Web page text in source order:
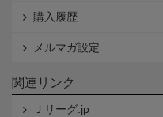
購入履歴
メルマガ設定
関連リンク
Ｊリーグ.jp